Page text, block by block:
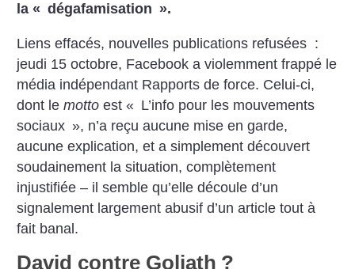
la « dégafamisation ».
Liens effacés, nouvelles publications refusées :
jeudi 15 octobre, Facebook a violemment frappé le
média indépendant Rapports de force. Celui-ci,
dont lemotto est « L’info pour les mouvements
sociaux », n’a reçu aucune mise en garde,
aucune explication, et a simplement découvert
soudainement la situation, complètement
injustifiée – il semble qu’elle découle d’un
signalement largement abusif d’un article tout à
fait banal.
David contre Goliath ?